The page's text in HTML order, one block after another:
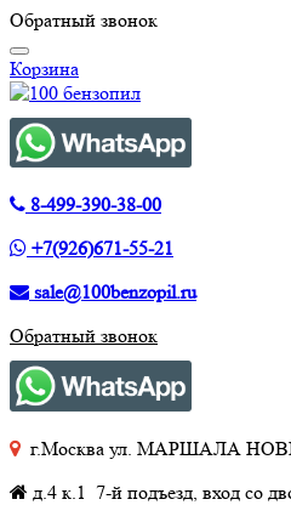
Обратный звонок
Корзина
8-499-390-38-00
+7(926)671-55-21
sale@100benzopil.ru
Обратный звонок
г.Москва ул. МАРШАЛА
д.4 к.1 7-й подъезд, вход со